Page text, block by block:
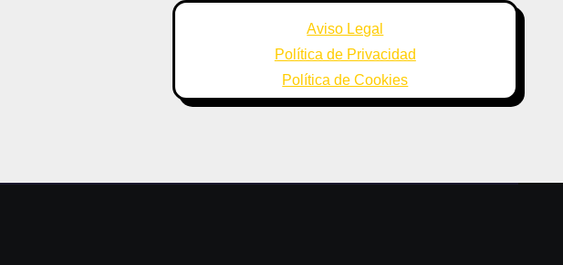
Aviso Legal
Política de Privacidad
Política de Cookies